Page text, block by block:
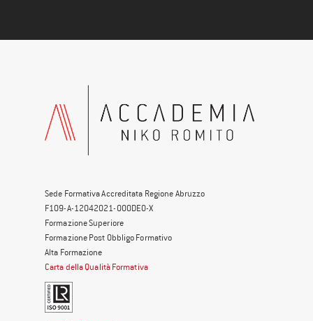
Sede Formativa Accreditata Regione Abruzzo
F109-A-12042021-000DE0-X
Formazione Superiore
Formazione Post Obbligo Formativo
Alta Formazione
Carta della Qualità Formativa